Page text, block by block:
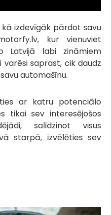
izdevīgāk pārdot savu
kur vienuviet
Latvijā labi zināmiem
saprast, cik daudz
automašīnu.
ar katru potenciālo
tikai sev interesējošos
salīdzinot visus
starpā, izvēlēties sev